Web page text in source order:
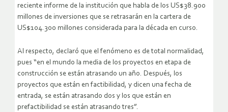
reciente informe de la institución que habla de los US$38.900
millones de inversiones que se retrasarán en la cartera de
US$104.300 millones considerada para la década en curso.
Al respecto, declaró que el fenómeno es de total normalidad,
pues “en el mundo la media de los proyectos en etapa de
construcción se están atrasando un año. Después, los
proyectos que están en factibilidad, y dicen una fecha de
entrada, se están atrasando dos y los que están en
prefactibilidad se están atrasando tres”.